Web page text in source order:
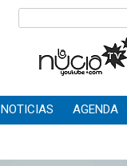
NOTICIAS AGENDA